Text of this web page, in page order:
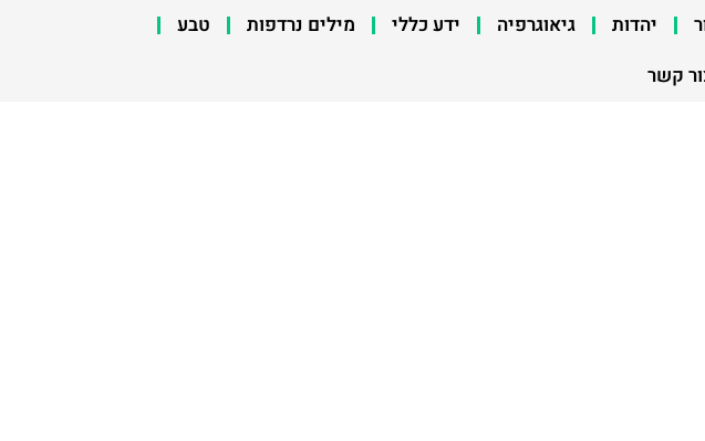
יהדות גיאוגרפיה ידע כללי מילים נרדפות
טבע
קשר